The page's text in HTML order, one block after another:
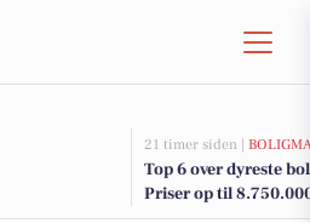
21 timer siden |
Top 6 over dyreste
Priser op til